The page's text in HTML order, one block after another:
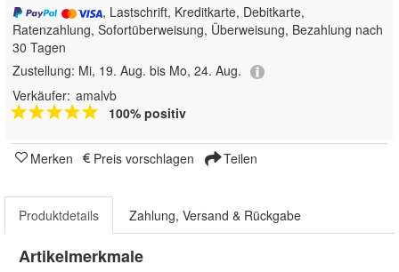
, Lastschrift, Kreditkarte, Debitkarte,
Ratenzahlung, Sofortüberweisung, Überweisung, Bezahlung nach
30 Tagen
Zustellung: Mi, 19. Aug. bis Mo, 24. Aug.
Verkäufer: amalvb
100% positiv
Merken Preis vorschlagen Teilen
Produktdetails Zahlung, Versand & Rückgabe
Artikelmerkmale